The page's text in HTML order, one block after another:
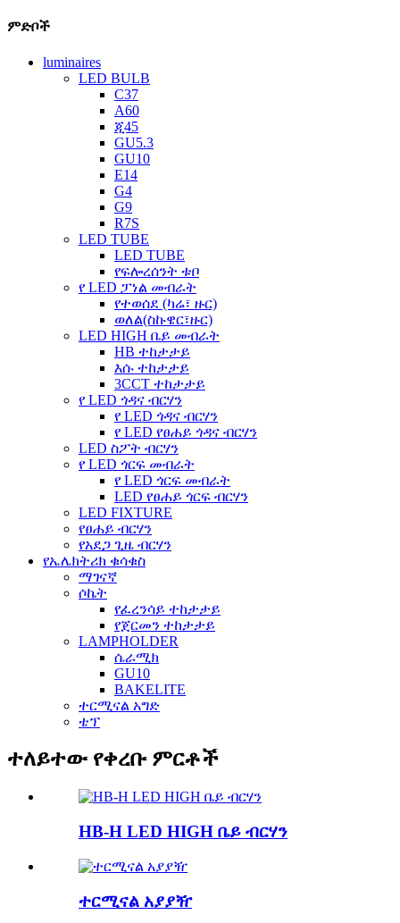
ምድቦች
luminaires
LED BULB
C37
A60
ጂ45
GU5.3
GU10
E14
G4
G9
R7S
LED TUBE
LED TUBE
የፍሎረሰንት ቱቦ
የ LED ፓነል መብራት
የተወሰደ (ካሬ፣ ዙር)
ወለል(ስኩዌር፣ዙር)
LED HIGH ቤይ መብራት
HB ተከታታይ
እሱ ተከታታይ
3CCT ተከታታይ
የ LED ጎዳና ብርሃን
የ LED ጎዳና ብርሃን
የ LED የፀሐይ ጎዳና ብርሃን
LED ስፖት ብርሃን
የ LED ጎርፍ መብራት
የ LED ጎርፍ መብራት
LED የፀሐይ ጎርፍ ብርሃን
LED FIXTURE
የፀሐይ ብርሃን
የአደጋ ጊዜ ብርሃን
የኤሌክትሪክ ቁሳቁስ
ማገናኛ
ሶኬት
የፈረንሳይ ተከታታይ
የጀርመን ተከታታይ
LAMPHOLDER
ሴራሚክ
GU10
BAKELITE
ተርሚናል አግድ
ቴፕ
ተለይተው የቀረቡ ምርቶች
HB-H LED HIGH ቤይ ብርሃን
ተርሚናል አያያዥ